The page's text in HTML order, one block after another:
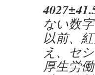
ない数字
以前、
え、セ
厚生労